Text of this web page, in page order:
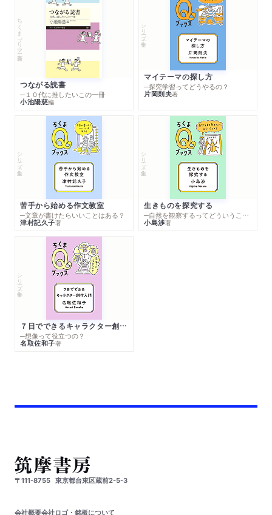
ちくまプリマー新書
つながる読書
─１０代に推したいこの一冊
小池陽慈編
シリーズ・全集
マイテーマの探し方
─探究学習ってどうやるの？
片岡則夫著
シリーズ・全集
苦手から始める作文教室
─文章が書けたらいいことはある？
津村記久子著
シリーズ・全集
生きものを探究する
─自然を観察するってどういうこと？
小島渉著
シリーズ・全集
７日でできるキャラクター創作入門
─想像って役立つの？
名取佐和子著
〒111-8755 東京都台東区蔵前2-5-3
会社概要会社ロゴ・銘板について